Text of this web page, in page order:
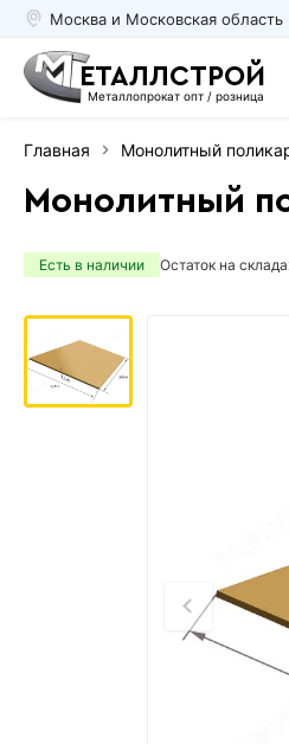
Москва и Московская область
ЕТАЛЛСТРОЙ
Металлопрокат опт / розница
Главная Монолитный
Монолитный
Есть в наличии Остаток на